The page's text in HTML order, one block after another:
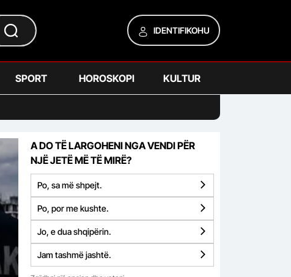
IDENTIFIKOHU
SPORT HOROSKOPI KULTUR
A DO TË LARGOHENI NGA VENDI PËR
NJË JETË MË TË MIRË?
Po, sa më shpejt.
Po, por me kushte.
Jo, e dua shqipërin.
Jam tashmë jashtë.